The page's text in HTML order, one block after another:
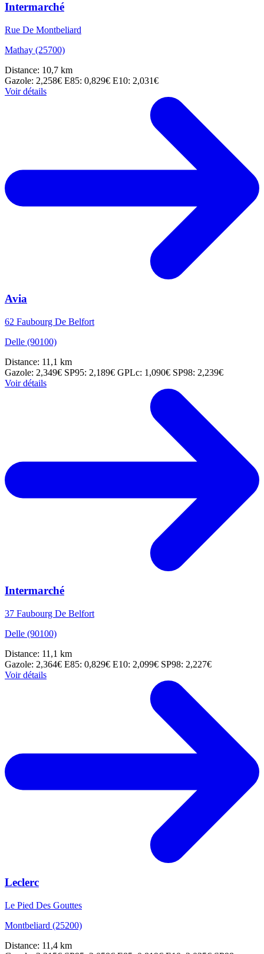
Intermarché
Rue De Montbeliard
Mathay (25700)
Distance: 10,7 km
Gazole: 2,258€ E85: 0,829€ E10: 2,031€
Voir détails
Avia
62 Faubourg De Belfort
Delle (90100)
Distance: 11,1 km
Gazole: 2,349€ SP95: 2,189€ GPLc: 1,090€ SP98: 2,239€
Voir détails
Intermarché
37 Faubourg De Belfort
Delle (90100)
Distance: 11,1 km
Gazole: 2,364€ E85: 0,829€ E10: 2,099€ SP98: 2,227€
Voir détails
Leclerc
Le Pied Des Gouttes
Montbeliard (25200)
Distance: 11,4 km